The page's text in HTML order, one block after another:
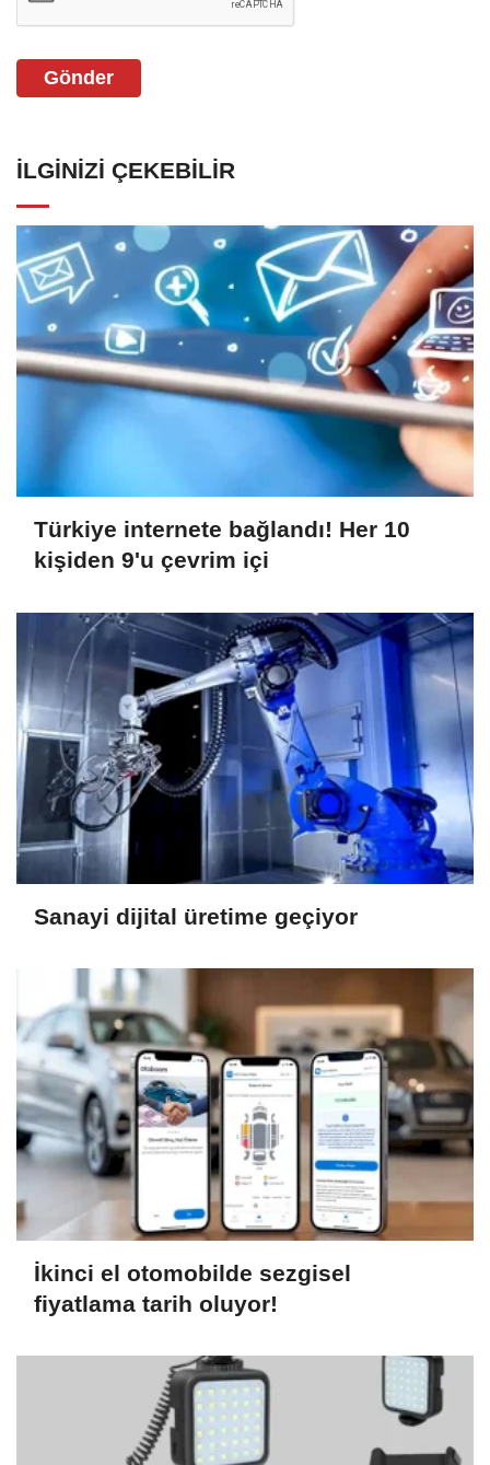
Gönder
İLGINIZI ÇEKEBILIR
Türkiye internete bağlandı! Her 10
kişiden 9'u çevrim içi
Sanayi dijital üretime geçiyor
İkinci el otomobilde sezgisel
fiyatlama tarih oluyor!